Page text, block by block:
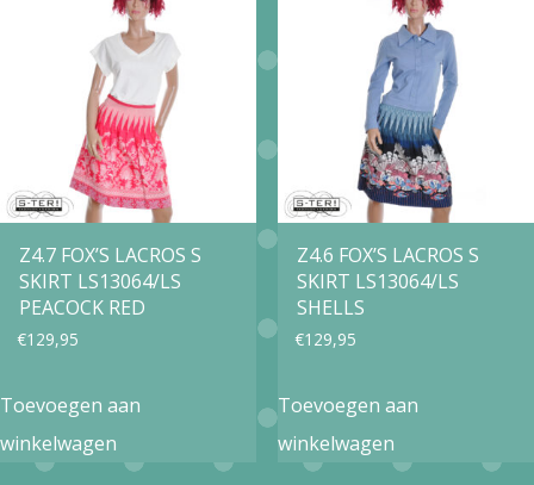
Z4.7 FOX’S LACROS S
SKIRT LS13064/LS
PEACOCK RED
€129,95
Toevoegen aan
winkelwagen
Z4.6 FOX’S LACROS S
SKIRT LS13064/LS
SHELLS
€129,95
Toevoegen aan
winkelwagen